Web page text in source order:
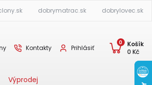
dobrymatrac.sk dobrylovec.sk
Kontakty Prihlásiť
0
Košík
0 Kč
Výprodej